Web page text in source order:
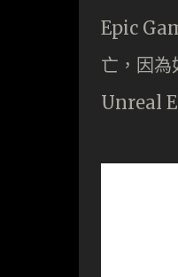
Epic
亡，因為
Unreal